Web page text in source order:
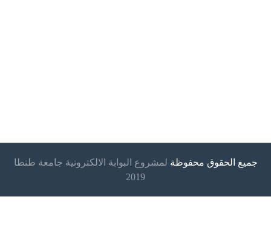
جميع الحقوق محفوظة لمشروع البوابة الالكترونية جامعة طنطا
2019